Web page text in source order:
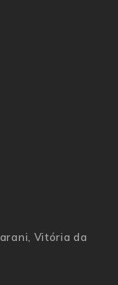
Vitória da